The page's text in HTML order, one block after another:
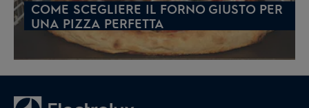
COME SCEGLIERE IL FORNO GIUSTO PER
UNA PIZZA PERFETTA